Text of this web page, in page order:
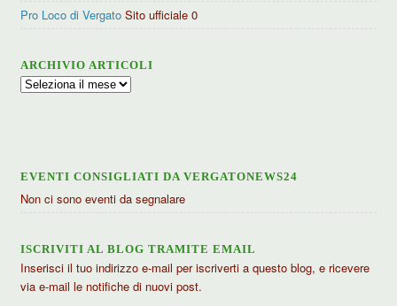
Pro Loco di Vergato Sito ufficiale 0
ARCHIVIO ARTICOLI
Archivio
EVENTI CONSIGLIATI DA VERGATONEWS24
Non ci sono eventi da segnalare
ISCRIVITI AL BLOG TRAMITE EMAIL
Inserisci il tuo indirizzo e-mail per iscriverti a questo blog, e ricevere
via e-mail le notifiche di nuovi post.